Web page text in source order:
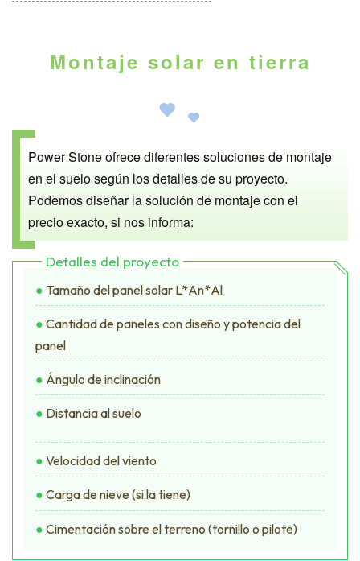
Montaje solar en tierra
Power Stone ofrece diferentes soluciones de montaje
en el suelo según los detalles de su proyecto.
Podemos diseñar la solución de montaje con el
precio exacto, si nos informa:
Detalles del proyecto
● Tamaño del panel solar L*An*Al
● Cantidad de paneles con diseño y potencia del
panel
● Ángulo de inclinación
● Distancia al suelo
● Velocidad del viento
● Carga de nieve (si la tiene)
● Cimentación sobre el terreno (tornillo o pilote)